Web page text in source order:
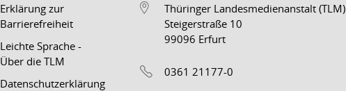
Erklärung zur
Barrierefreiheit
Leichte Sprache -
Über die TLM
Datenschutzerklärung
Thüringer Landesmedienanstalt (TLM)
Steigerstraße 10
99096 Erfurt
0361 21177-0